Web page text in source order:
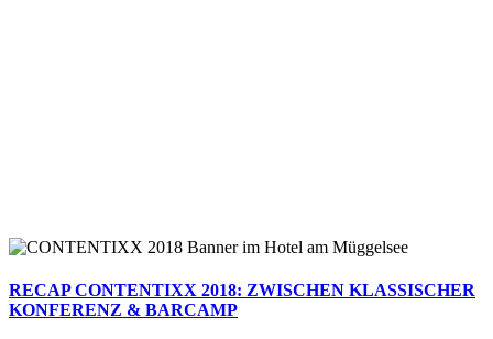
RECAP CONTENTIXX 2018: ZWISCHEN KLASSISCHER
KONFERENZ & BARCAMP